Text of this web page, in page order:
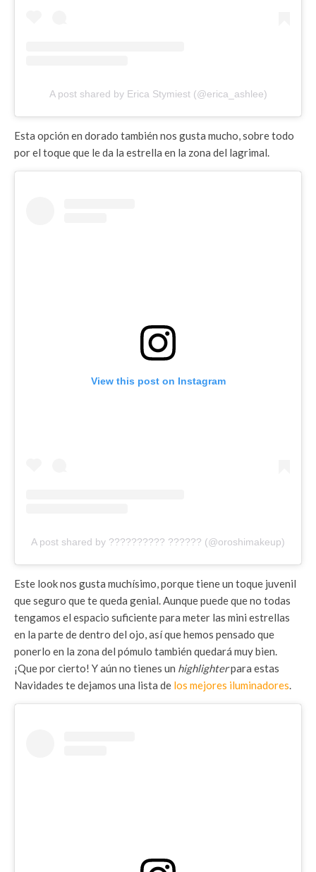
A post shared by Erica Stymiest (@erica_ashlee)
Esta opción en dorado también nos gusta mucho, sobre todo
por el toque que le da la estrella en la zona del lagrimal.
View this post on Instagram
A post shared by ?????????? ?????? (@oroshimakeup)
Este look nos gusta muchísimo, porque tiene un toque juvenil
que seguro que te queda genial. Aunque puede que no todas
tengamos el espacio suficiente para meter las mini estrellas
en la parte de dentro del ojo, así que hemos pensado que
ponerlo en la zona del pómulo también quedará muy bien.
¡Que por cierto! Y aún no tienes un highlighterpara estas
Navidades te dejamos una lista de los mejores iluminadores.